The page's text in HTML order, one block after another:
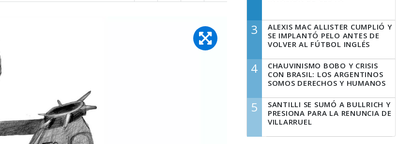
3
ALEXIS MAC ALLISTER CUMPLIÓ Y
SE IMPLANTÓ PELO ANTES DE
VOLVER AL FÚTBOL INGLÉS
4
CHAUVINISMO BOBO Y CRISIS
CON BRASIL: LOS ARGENTINOS
SOMOS DERECHOS Y HUMANOS
5
SANTILLI SE SUMÓ A BULLRICH Y
PRESIONA PARA LA RENUNCIA DE
VILLARRUEL